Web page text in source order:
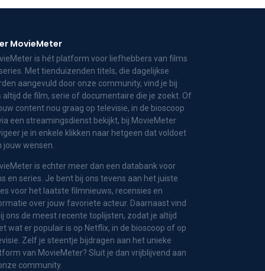
MovieMeter
is hét platform voor liefhebbers van films
Met tienduizenden titels, die dagelijkse
aangevuld door onze community, vind je bij
altijd de film, serie of documentaire die je zoekt. Of
content nou graag op televisie, in de bioscoop
een streamingsdienst bekijkt, bij MovieMeter
je in enkele klikken naar hetgeen dat voldoet
jouw wensen.
is echter meer dan een databank voor
en series. Je bent bij ons tevens aan het juiste
voor het laatste filmnieuws, recensies en
over jouw favoriete acteur. Daarnaast vind
ons de meest recente toplijsten, zodat je altijd
wat er populair is op Netflix, in de bioscoop of op
Zelf je steentje bijdragen aan het unieke
van MovieMeter? Sluit je dan vrijblijvend aan
community.